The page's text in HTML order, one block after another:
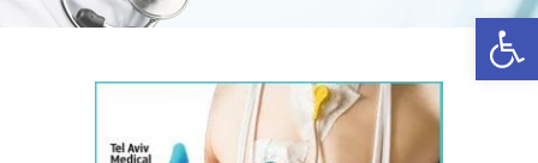
פתח סרגל נגישות